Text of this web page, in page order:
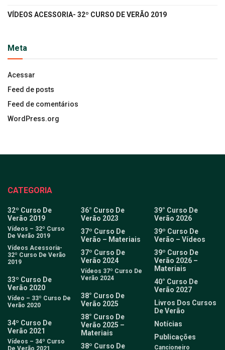
VÍDEOS ACESSORIA- 32º CURSO DE VERÃO 2019
Meta
Acessar
Feed de posts
Feed de comentários
WordPress.org
CATEGORIA
32º Curso De
Verão 2019
Vídeos – 32º Curso
De Verão 2019
Vídeos Acessoria-
32º Curso De Verão
2019
33º Curso De
Verão 2020
Vídeo – 33º Curso De
Verão 2020
34º Curso De
Verão 2021
Vídeos – 34º Curso
De Verão 2021
36° Curso De
Verão 2023
37º Curso De
Verão – Materiais
37º Curso De
Verão 2024
Vídeos 37º Curso De
Verão 2024
38° Curso De
Verão 2025
38° Curso De
Verão 2025 –
Materiais
38º Curso De
39° Curso De
Verão 2026
39º Curso De
Verão – Vídeos
39º Curso De
Verão 2026 –
Materiais
40° Curso De
Verão 2027
Livros Dos Cursos
De Verão
Notícias
Publicações
Cancioneiro